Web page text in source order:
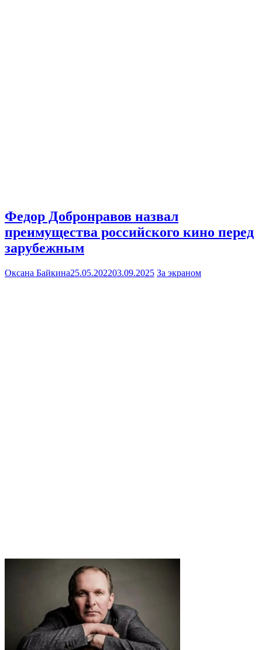
Федор Добронравов назвал
преимущества российского кино перед
зарубежным
Оксана Байкина25.05.202203.09.2025 За экраном